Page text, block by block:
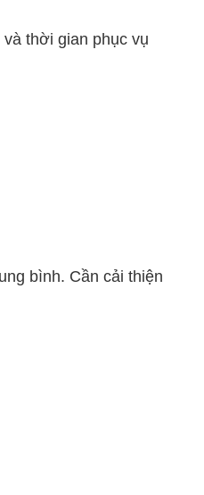
thời gian phục vụ
bình. Cần cải thiện